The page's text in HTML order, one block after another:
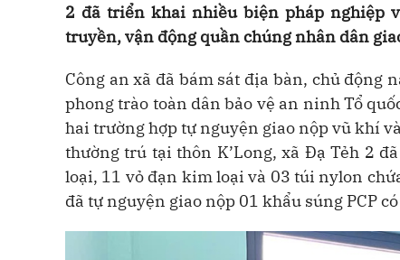
2 đã triển khai nhiều biện pháp nghiệp
truyền, vận động quần chúng nhân dân
Công an xã đã bám sát địa bàn, chủ
phong trào toàn dân bảo vệ an ninh Tổ
hai trường hợp tự nguyện giao nộp vũ khí
thường trú tại thôn K’Long, xã Đạ Tẻh 2
loại, 11 vỏ đạn kim loại và 03 túi nylon
đã tự nguyện giao nộp 01 khẩu súng PCP